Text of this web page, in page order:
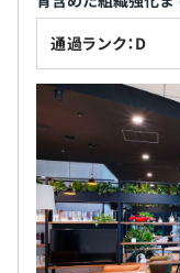
通過ランク：D